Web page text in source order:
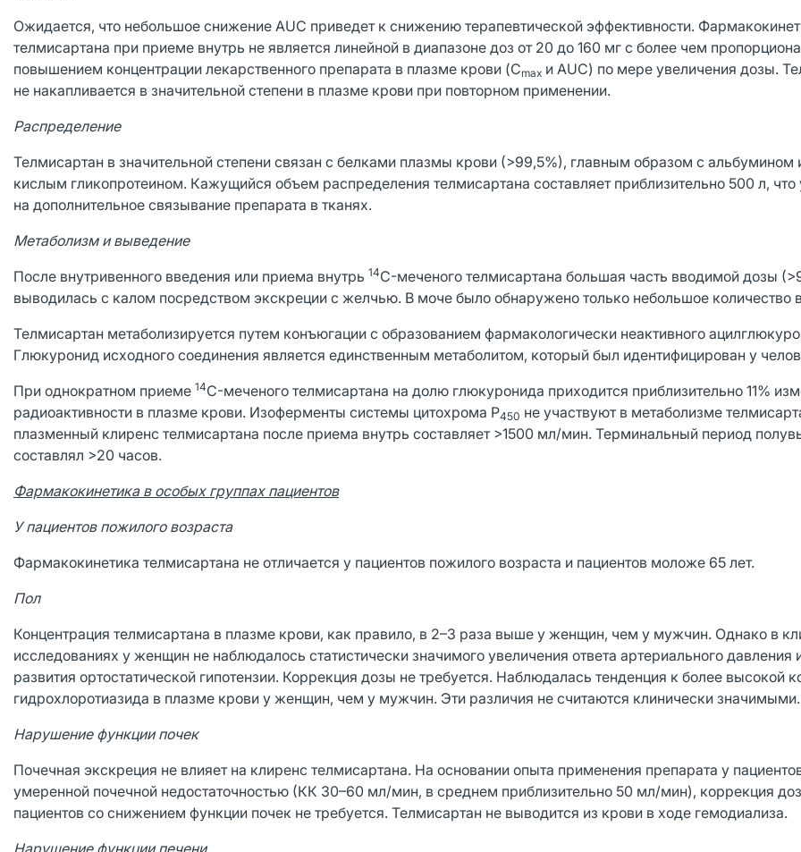
Ожидается, что небольшое снижение AUC приведет к снижению терапевтической эффективности.
телмисартана при приеме внутрь не является линейной в диапазоне доз от 20 до 160 мг с более чем
повышением концентрации лекарственного препарата в плазме крови (Cmax и AUC) по мере увеличения дозы.
не накапливается в значительной степени в плазме крови при повторном применении.
Распределение
Телмисартан в значительной степени связан с белками плазмы крови (>99,5%), главным образом с альбумином
кислым гликопротеином. Кажущийся объем распределения телмисартана составляет приблизительно 500 л, что
на дополнительное связывание препарата в тканях.
Метаболизм и выведение
После внутривенного введения или приема внутрь 14C-меченого телмисартана большая часть вводимой дозы
выводилась с калом посредством экскреции с желчью. В моче было обнаружено только небольшое количество
Телмисартан метаболизируется путем конъюгации с образованием фармакологически неактивного
Глюкуронид исходного соединения является единственным метаболитом, который был идентифицирован у
При однократном приеме 14C-меченого телмисартана на долю глюкуронида приходится приблизительно 11%
радиоактивности в плазме крови. Изоферменты системы цитохрома P450 не участвуют в метаболизме
плазменный клиренс телмисартана после приема внутрь составляет >1500 мл/мин. Терминальный период
составлял >20 часов.
Фармакокинетика в особых группах пациентов
У пациентов пожилого возраста
Фармакокинетика телмисартана не отличается у пациентов пожилого возраста и пациентов моложе 65 лет.
Пол
Концентрация телмисартана в плазме крови, как правило, в 2–3 раза выше у женщин, чем у мужчин. Однако в
исследованиях у женщин не наблюдалось статистически значимого увеличения ответа артериального давления
развития ортостатической гипотензии. Коррекция дозы не требуется. Наблюдалась тенденция к более высокой
гидрохлоротиазида в плазме крови у женщин, чем у мужчин. Эти различия не считаются клинически значимыми.
Нарушение функции почек
Почечная экскреция не влияет на клиренс телмисартана. На основании опыта применения препарата у
умеренной почечной недостаточностью (КК 30–60 мл/мин, в среднем приблизительно 50 мл/мин), коррекция
пациентов со снижением функции почек не требуется. Телмисартан не выводится из крови в ходе гемодиализа.
Нарушение функции печени